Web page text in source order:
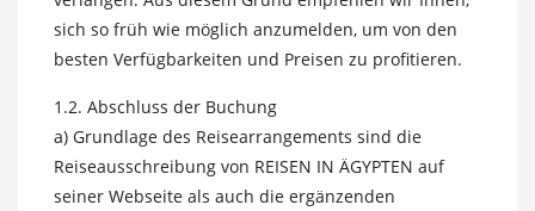
sich so früh wie möglich anzumelden, um von den
besten Verfügbarkeiten und Preisen zu profitieren.
1.2. Abschluss der Buchung
a) Grundlage des Reisearrangements sind die
Reiseausschreibung von REISEN IN ÄGYPTEN auf
seiner Webseite als auch die ergänzenden